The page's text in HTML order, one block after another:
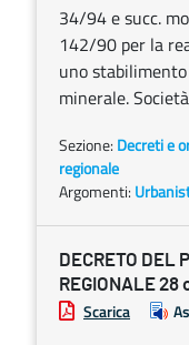
34/94 e succ.
142/90 per la
uno
minerale.
Sezione: Decreti e
regionale
Argomenti:
DECRETO DEL
REGIONALE
Scarica